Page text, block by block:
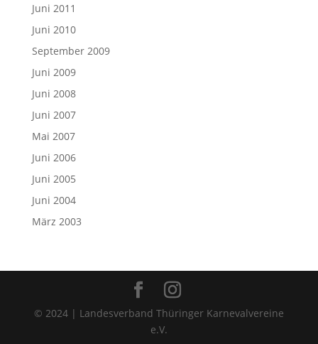
Juni 2011
Juni 2010
September 2009
Juni 2009
Juni 2008
Juni 2007
Mai 2007
Juni 2006
Juni 2005
Juni 2004
März 2003
© 2024 | Landesverband Thüringer Karnevalvereine
e.V.